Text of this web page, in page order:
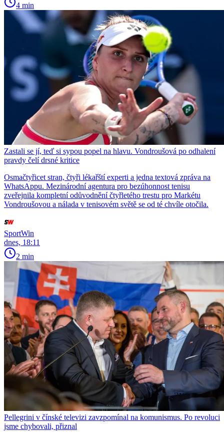
4 min
Zastali se jí, teď si sypou popel na hlavu. Vondroušová po odhalení
pravdy čelí drsné kritice
Osmačtyřicet stran, čtyři lékařští experti a jedna textová zpráva na
WhatsAppu. Mezinárodní agentura pro bezúhonnost tenisu
zveřejnila kompletní odůvodnění čtyřletého trestu pro Markétu
Vondroušovou a nálada v tenisovém světě se od té chvíle otočila.
SportWin
dnes, 18:11
2 min
Pellegrini v čínské televizi zavzpomínal na komunismus. Po revoluci
jsme chybovali, přiznal